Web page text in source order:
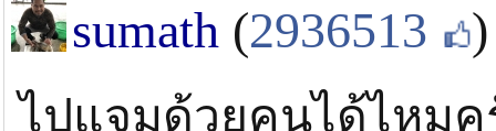
sumath (2936513 )
ไปแจมด้วยคนได้ไหมค